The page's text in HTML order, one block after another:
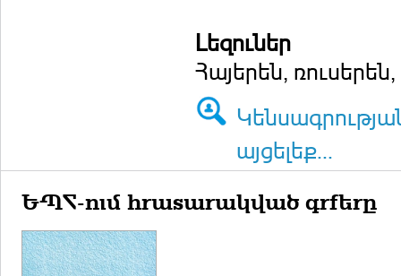
Լեզուներ
Հայերեն,
այցելեք...
ԵՊՀ-ում հրատարակված գրքերը